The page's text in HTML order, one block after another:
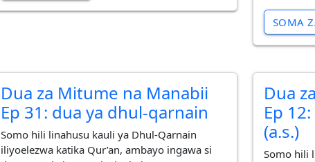
SOMA
Dua za Mitume na Manabii
Ep 31: dua ya dhul-qarnain
Somo hili linahusu kauli ya Dhul-Qarnain
iliyoelezwa katika Qur’an, ambayo ingawa si
Dua
Ep
(a.s.)
Somo hili